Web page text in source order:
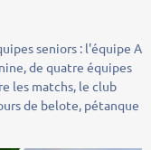
seniors : l'équipe A
de quatre équipes
les matchs, le club
de belote, pétanque